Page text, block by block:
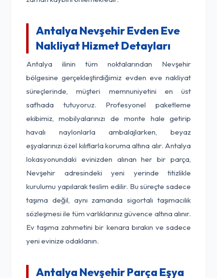
Antalya Nevşehir Evden Eve
Nakliyat Hizmet Detayları
Antalya ilinin tüm noktalarından Nevşehir
bölgesine gerçekleştirdiğimiz evden eve nakliyat
süreçlerinde, müşteri memnuniyetini en üst
safhada tutuyoruz. Profesyonel paketleme
ekibimiz, mobilyalarınızı de monte hale getirip
havalı naylonlarla ambalajlarken, beyaz
eşyalarınızı özel kılıflarla koruma altına alır. Antalya
lokasyonundaki evinizden alınan her bir parça,
Nevşehir adresindeki yeni yerinde titizlikle
kurulumu yapılarak teslim edilir. Bu süreçte sadece
taşıma değil, aynı zamanda sigortalı taşımacılık
sözleşmesi ile tüm varlıklarınız güvence altına alınır.
Ev taşıma zahmetini bir kenara bırakın ve sadece
yeni evinize odaklanın.
Antalya Nevşehir Parça Eşya